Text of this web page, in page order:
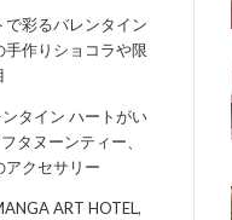
で彩るバレンタイン
作りショコラや限
タイン ハートがい
タヌーンティー、
アクセサリー
ART HOTEL,